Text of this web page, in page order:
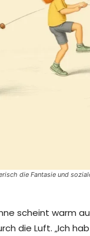
die Fantasie und
scheint warm
die Luft. „Ich